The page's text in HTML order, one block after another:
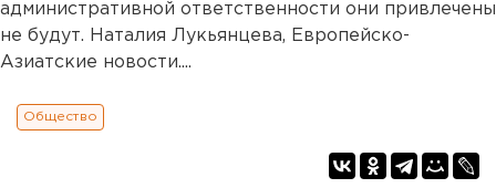
административной ответственности они привлечены
не будут. Наталия Лукьянцева, Европейско-
Азиатские новости....
Общество